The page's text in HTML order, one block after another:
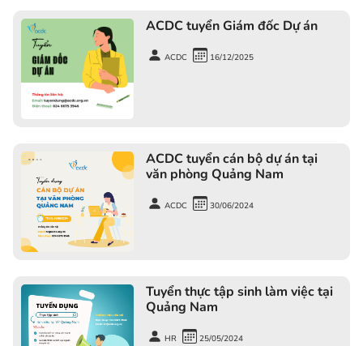
nă đầu tiên học tại KOTO, 6 tháng tiếp
resort 5 sao là đối tác của KOTO, 6
ACDC tuyển Giám đốc Dự án
ACDC 16/12/2025
ACDC tuyển cán bộ dự án tại
văn phòng Quảng Nam
ACDC 30/06/2024
Tuyển thực tập sinh làm việc tại
Quảng Nam
HR 25/05/2024